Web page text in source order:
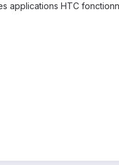
applications HTC